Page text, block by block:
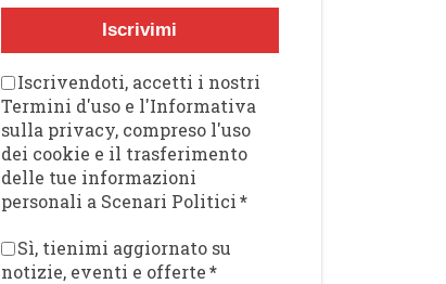
Iscrivimi
Iscrivendoti, accetti i nostri
Termini d'uso e l'Informativa
sulla privacy, compreso l'uso
dei cookie e il trasferimento
delle tue informazioni
personali a Scenari Politici*
Sì, tienimi aggiornato su
notizie, eventi e offerte*